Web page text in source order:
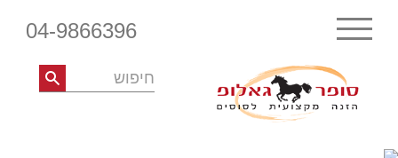
04-9866396